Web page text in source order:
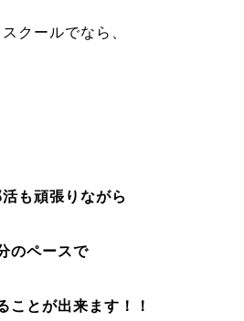
クールでなら、
も頑張りながら
のペースで
ことが出来ます！！